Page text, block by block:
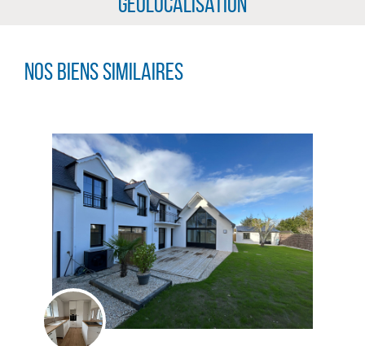
CLIQUER ICI POUR AGRANDIR
Nos biens similaires